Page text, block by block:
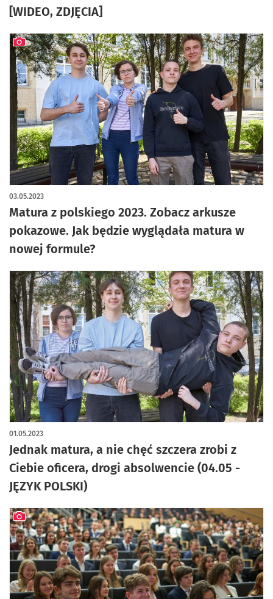
[WIDEO, ZDJĘCIA]
Matura z polskiego 2023. Zobacz arkusze
pokazowe. Jak będzie wyglądała matura w
nowej formule?
03.05.2023
artykuł z galerią zdjęć
Jednak matura, a nie chęć szczera zrobi z
Ciebie oficera, drogi absolwencie (04.05 -
JĘZYK POLSKI)
01.05.2023